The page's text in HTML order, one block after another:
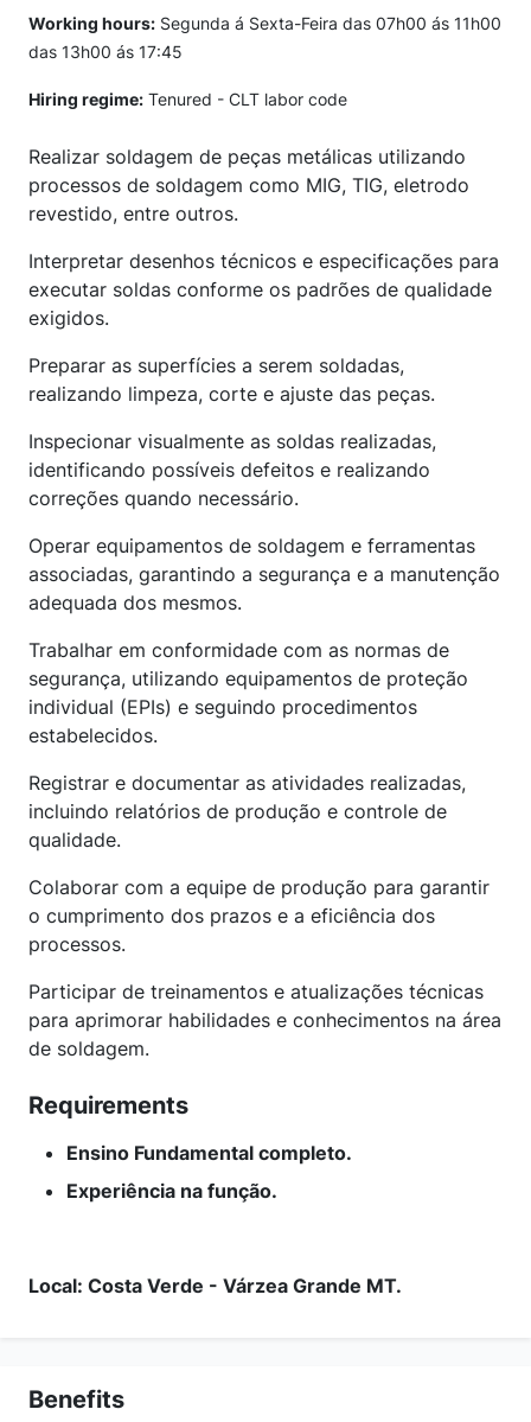
Working hours: Segunda á Sexta-Feira das 07h00 ás 11h00
das 13h00 ás 17:45
Hiring regime: Tenured - CLT labor code
Realizar soldagem de peças metálicas utilizando
processos de soldagem como MIG, TIG, eletrodo
revestido, entre outros.
Interpretar desenhos técnicos e especificações para
executar soldas conforme os padrões de qualidade
exigidos.
Preparar as superfícies a serem soldadas,
realizando limpeza, corte e ajuste das peças.
Inspecionar visualmente as soldas realizadas,
identificando possíveis defeitos e realizando
correções quando necessário.
Operar equipamentos de soldagem e ferramentas
associadas, garantindo a segurança e a manutenção
adequada dos mesmos.
Trabalhar em conformidade com as normas de
segurança, utilizando equipamentos de proteção
individual (EPIs) e seguindo procedimentos
estabelecidos.
Registrar e documentar as atividades realizadas,
incluindo relatórios de produção e controle de
qualidade.
Colaborar com a equipe de produção para garantir
o cumprimento dos prazos e a eficiência dos
processos.
Participar de treinamentos e atualizações técnicas
para aprimorar habilidades e conhecimentos na área
de soldagem.
Requirements
Ensino Fundamental completo.
Experiência na função.
Local: Costa Verde - Várzea Grande MT.
Benefits